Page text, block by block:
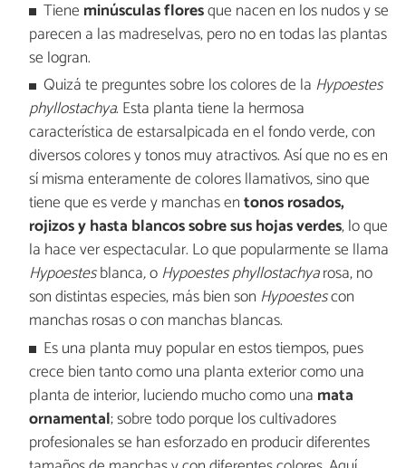
Tiene minúsculas floresque nacen en los nudos y se
parecen a las madreselvas, pero no en todas las plantas
se logran.
Quizá te preguntes sobre los colores de la Hypoestes
phyllostachya. Esta planta tiene la hermosa
característica de estarsalpicada en el fondo verde, con
diversos colores y tonos muy atractivos. Así que no es en
sí misma enteramente de colores llamativos, sino que
tiene que es verde y manchas entonos rosados,
rojizos y hasta blancos sobre sus hojas verdes, lo que
la hace ver espectacular. Lo que popularmente se llama
Hypoestesblanca,oHypoestes phyllostachyarosa, no
son distintas especies, más bien son Hypoestescon
manchas rosas o con manchas blancas.
Es una planta muy popular en estos tiempos, pues
crece bien tanto como una planta exterior como una
planta de interior, luciendo mucho como una mata
ornamental; sobre todo porque los cultivadores
profesionales se han esforzado en producir diferentes